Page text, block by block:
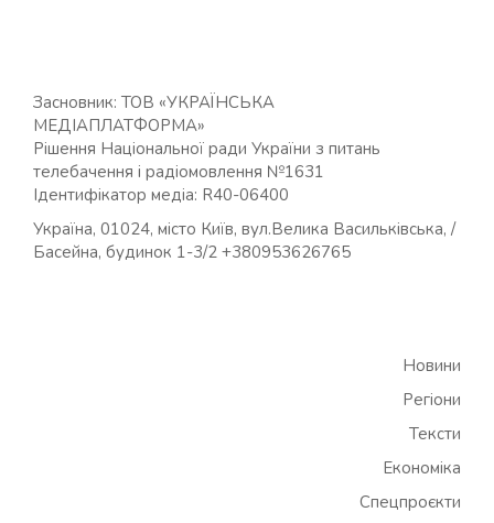
Засновник: ТОВ «УКРАЇНСЬКА
МЕДІАПЛАТФОРМА»
Рішення Національної ради України з питань
телебачення і радіомовлення №1631
Ідентифікатор медіа: R40-06400
Україна, 01024, місто Київ, вул.Велика Васильківська, /
Басейна, будинок 1-3/2 +380953626765
Новини
Регіони
Тексти
Економіка
Спецпроєкти